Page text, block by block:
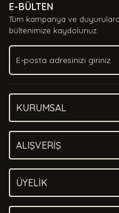
Ürün açıklamasında
Ürün bilgilerinde hatalar
Ürün fiyatı diğer
Bu ürüne benzer farklı
E-BÜLTEN
Tüm kampanya ve
bültenimize kaydolunuz.
KURUMSAL
ALIŞVERİŞ
ÜYELİK